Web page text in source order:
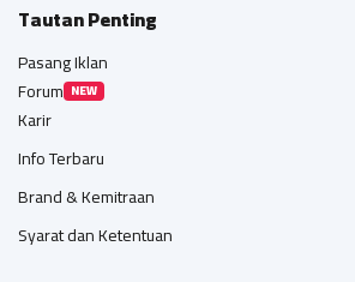
Tautan Penting
Pasang Iklan
Forum NEW
Karir
Info Terbaru
Brand & Kemitraan
Syarat dan Ketentuan